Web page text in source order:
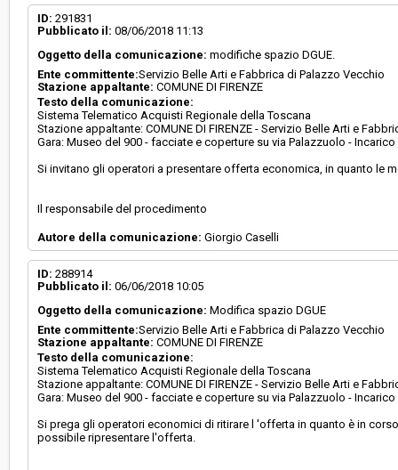
Svolgimento:
Responsabile attuale:
COMUNE DI FIRENZE - Servizio Belle Arti e
Palazzo Vecchio
ID: 291831
Pubblicato il: 08/06/2018 11:13
Oggetto della comunicazione: modifiche spazio DGUE.
Ente committente:Servizio Belle Arti e Fabbrica di Palazzo Vecchio
Stazione appaltante: COMUNE DI FIRENZE
Testo della comunicazione:
Sistema Telematico Acquisti Regionale della Toscana
Stazione appaltante: COMUNE DI FIRENZE - Servizio Belle Arti e
Gara: Museo del 900 - facciate e coperture su via Palazzuolo -
Si invitano gli operatori a presentare offerta economica, in quanto le
Il responsabile del procedimento
Autore della comunicazione: Giorgio Caselli
ID: 288914
Pubblicato il: 06/06/2018 10:05
Oggetto della comunicazione: Modifica spazio DGUE
Ente committente:Servizio Belle Arti e Fabbrica di Palazzo Vecchio
Stazione appaltante: COMUNE DI FIRENZE
Testo della comunicazione:
Sistema Telematico Acquisti Regionale della Toscana
Stazione appaltante: COMUNE DI FIRENZE - Servizio Belle Arti e
Gara: Museo del 900 - facciate e coperture su via Palazzuolo -
Si prega gli operatori economici di ritirare l 'offerta in quanto è in
possibile ripresentare l'offerta.